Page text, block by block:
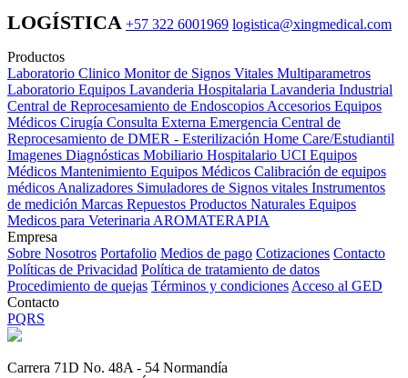
LOGÍSTICA +57 322 6001969 logistica@xingmedical.com
Productos
Laboratorio Clinico Monitor de Signos Vitales Multiparametros
Laboratorio Equipos Lavanderia Hospitalaria Lavanderia Industrial
Central de Reprocesamiento de Endoscopios Accesorios Equipos
Médicos Cirugía Consulta Externa Emergencia Central de
Reprocesamiento de DMER - Esterilización Home Care/Estudiantil
Imagenes Diagnósticas Mobiliario Hospitalario UCI Equipos
Médicos Mantenimiento Equipos Médicos Calibración de equipos
médicos Analizadores Simuladores de Signos vitales Instrumentos
de medición Marcas Repuestos Productos Naturales Equipos
Medicos para Veterinaria AROMATERAPIA
Empresa
Sobre Nosotros Portafolio Medios de pago Cotizaciones Contacto
Políticas de Privacidad Política de tratamiento de datos
Procedimiento de quejas Términos y condiciones Acceso al GED
Contacto
PQRS
Carrera 71D No. 48A - 54 Normandía